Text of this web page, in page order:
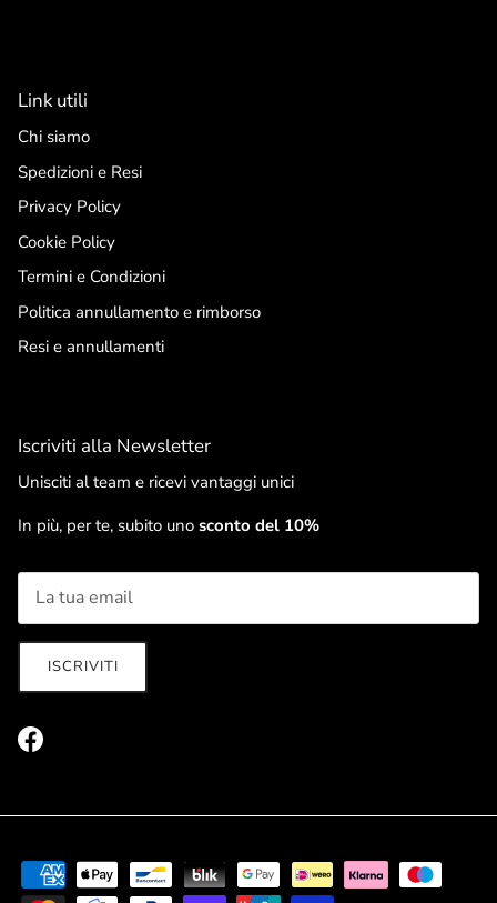
Link utili
Chi siamo
Spedizioni e Resi
Privacy Policy
Cookie Policy
Termini e Condizioni
Politica annullamento e rimborso
Resi e annullamenti
Iscriviti alla Newsletter
Unisciti al team e ricevi vantaggi unici
In più, per te, subito uno sconto del 10%
ISCRIVITI
Facebook